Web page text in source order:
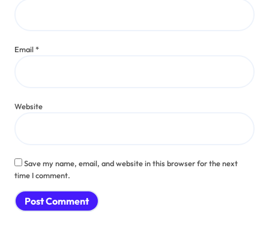
Email*
Website
Save my name, email, and website in this browser for the next
time I comment.